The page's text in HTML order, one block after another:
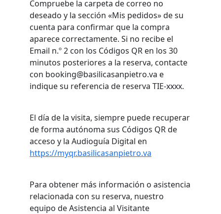
Compruebe la carpeta de correo no
deseado y la sección «Mis pedidos» de su
cuenta para confirmar que la compra
aparece correctamente. Si no recibe el
Email n.º 2 con los Códigos QR en los 30
minutos posteriores a la reserva, contacte
con booking@basilicasanpietro.va e
indique su referencia de reserva TIE-xxxx.
El día de la visita, siempre puede recuperar
de forma autónoma sus Códigos QR de
acceso y la Audioguía Digital en
https://myqr.basilicasanpietro.va
Para obtener más información o asistencia
relacionada con su reserva, nuestro
equipo de Asistencia al Visitante